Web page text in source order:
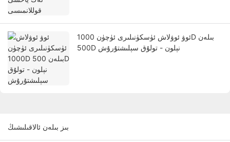
ئوۋ ئوۋلاش ئۈسكۈنىلىرى ئۈچۈن 1000D بىلەن
500D نېلون - تولۇق سېلىشتۇرۇش
بىز بىلەن ئالاقىلىشىڭ